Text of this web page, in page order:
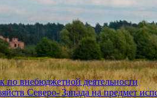
по внебюджетной деятельности
Северо- Запада на предмет